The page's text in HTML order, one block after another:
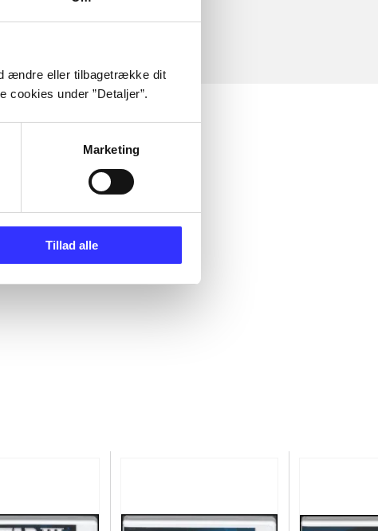
ændre eller tilbagetrække dit
under ”Detaljer”.
Marketing
Tillad alle